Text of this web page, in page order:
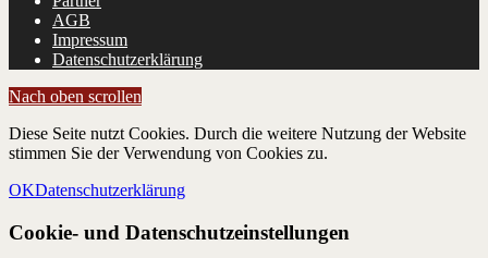
AGB
Impressum
Datenschutzerklärung
Nach oben scrollen
Diese Seite nutzt Cookies. Durch die weitere Nutzung der Website
stimmen Sie der Verwendung von Cookies zu.
OKDatenschutzerklärung
Cookie- und Datenschutzeinstellungen